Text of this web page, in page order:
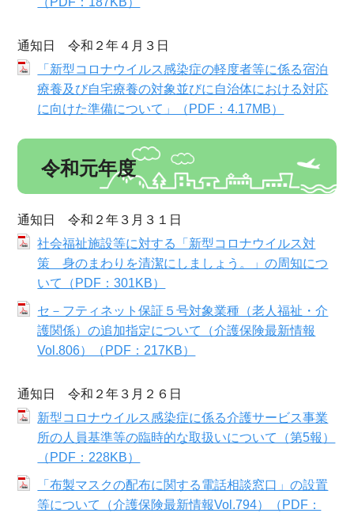
通知日 令和２年４月３日
「新型コロナウイルス感染症の軽度者等に係る宿泊
療養及び自宅療養の対象並びに自治体における対応
に向けた準備について」（PDF：4.17MB）
令和元年度
通知日 令和２年３月３１日
社会福祉施設等に対する「新型コロナウイルス対
策 身のまわりを清潔にしましょう。」の周知につ
いて（PDF：301KB）
セ－フティネット保証５号対象業種（老人福祉・介
護関係）の追加指定について（介護保険最新情報
Vol.806）（PDF：217KB）
通知日 令和２年３月２６日
新型コロナウイルス感染症に係る介護サービス事業
所の人員基準等の臨時的な取扱いについて（第5報）
（PDF：228KB）
「布製マスクの配布に関する電話相談窓口」の設置
等について（介護保険最新情報Vol.794）（PDF：